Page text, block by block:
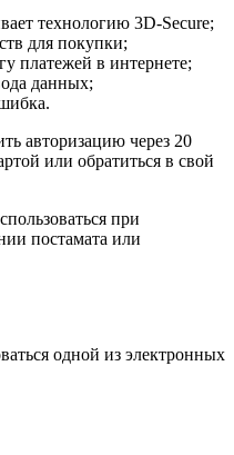
технологию 3D-Secure;
для покупки;
платежей в интернете;
данных;
авторизацию через 20
или обратиться в свой
при
постамата или
одной из электронных